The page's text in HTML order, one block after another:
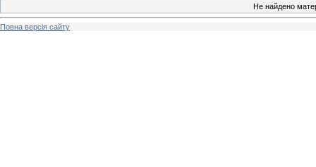
Не найдено
Повна версія сайту